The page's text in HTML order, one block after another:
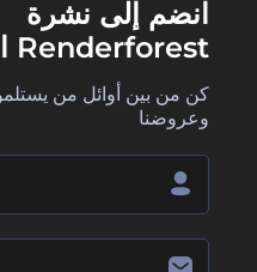
انضم إلى نشرة
Renderforest الإخبارية
كن من بين أوائل من
وعروضنا